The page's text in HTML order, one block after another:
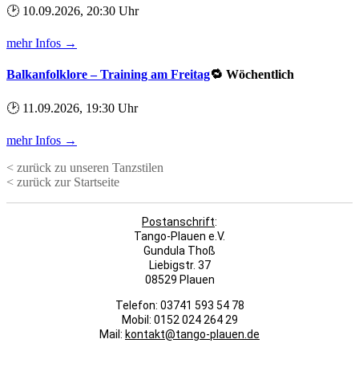
🕑 10.09.2026, 20:30 Uhr
mehr Infos →
Balkanfolklore – Training am Freitag🔁 Wöchentlich
🕑 11.09.2026, 19:30 Uhr
mehr Infos →
< zurück zu unseren Tanzstilen
< zurück zur Startseite
Postanschrift:
Tango-Plauen e.V.
Gundula Thoß
Liebigstr. 37
08529 Plauen
Telefon: 03741 593 54 78
Mobil: 0152 024 264 29
Mail: kontakt@tango-plauen.de